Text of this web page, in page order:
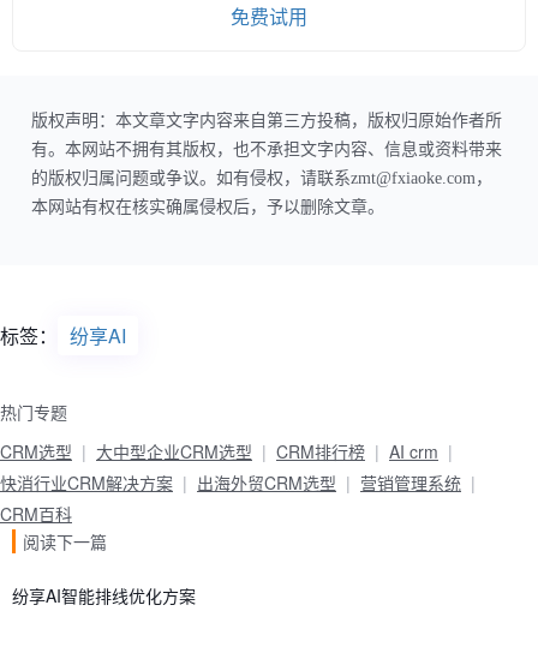
免费试用
版权声明：本文章文字内容来自第三方投稿，版权归原始作者所
有。本网站不拥有其版权，也不承担文字内容、信息或资料带来
的版权归属问题或争议。如有侵权，请联系zmt@fxiaoke.com，
本网站有权在核实确属侵权后，予以删除文章。
标签： 纷享AI
热门专题
CRM选型
大中型企业CRM选型 CRM排行榜
AI crm
快消行业CRM解决方案
出海外贸CRM选型
营销管理系统
CRM百科
阅读下一篇
纷享AI智能排线优化方案